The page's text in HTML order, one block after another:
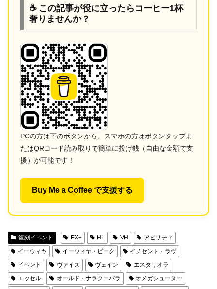
☕ この記事が役に立ったらコーヒー1杯
奢りませんか？
PCの方は下のボタンから、スマホの方はボタンタップま
たはQRコード読み取りで簡単に投げ銭（自由な金額で支
援）が可能です！
Buy Me a Coffee で支援する
復刻イベント EX+ HL VH
アビリティ
イーウィヤ
イーウィヤ・ビーク
イノセント・ラヴ
イベント
ヴァイス ヴェイン
エスタリオラ
エッセル
オールド・ナラクーバラ
オメガシューター